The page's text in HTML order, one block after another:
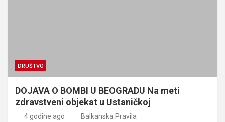
DRUŠTVO
DOJAVA O BOMBI U BEOGRADU Na meti
zdravstveni objekat u Ustaničkoj
4 godine ago Balkanska Pravila